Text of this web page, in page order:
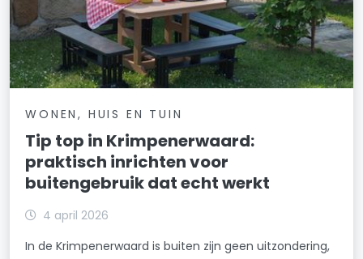
WONEN, HUIS EN TUIN
Tip top in Krimpenerwaard:
praktisch inrichten voor
buitengebruik dat echt werkt
4 april 2026
In de Krimpenerwaard is buiten zijn geen uitzondering,